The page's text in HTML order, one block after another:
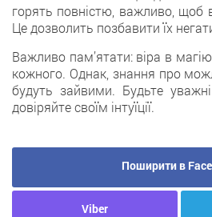
горять повністю, важливо, щоб
Це дозволить позбавити їх
Важливо пам’ятати: віра в
кожного. Однак, знання про
будуть зайвими. Будьте
довіряйте своїм інтуїції.
Поширити в
Viber